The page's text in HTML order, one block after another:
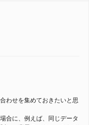
わせを集めておきたいと思
合に、例えば、同じデータ